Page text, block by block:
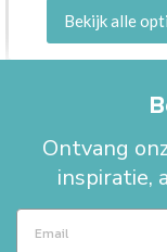
Bekijk alle
Ontvang
inspiratie,